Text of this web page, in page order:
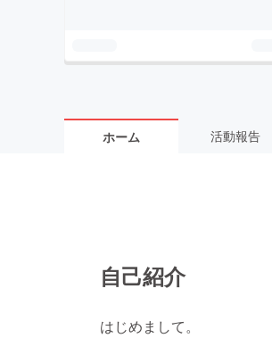
ホーム 活動報告
自己紹介
はじめまして。